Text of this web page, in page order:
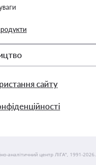
сайту
аналітичний центр ЛІГА", 1991-2026.